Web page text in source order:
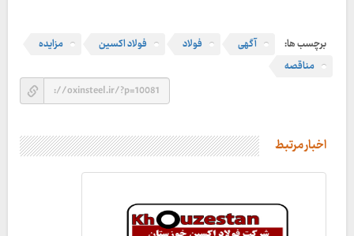
برچسب ها: آگهی فولاد فولاد اکسین
مزایده
مناقصه
اخبار مرتبط